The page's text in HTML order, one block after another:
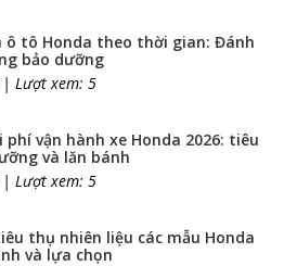
ô tô Honda theo thời gian: Đánh
bảo dưỡng
Lượt xem: 5
phí vận hành xe Honda 2026: tiêu
và lăn bánh
Lượt xem: 5
thụ nhiên liệu các mẫu Honda
và lựa chọn